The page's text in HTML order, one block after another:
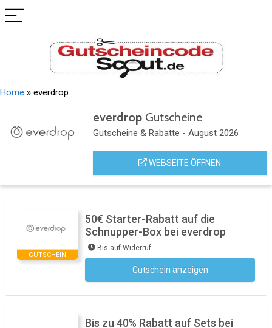
Home » everdrop
everdropGutscheine
Gutscheine & Rabatte - August 2026
WEBSEITE ÖFFNEN
GUTSCHEIN
50€ Starter-Rabatt auf die
Schnupper-Box bei everdrop
Bis auf Widerruf
Gutschein anzeigen
Bis zu 40% Rabatt auf Sets bei